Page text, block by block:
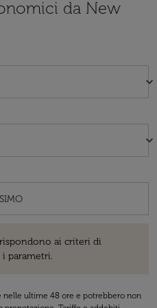
da New
keyboard_arrow_down
keyboard_arrow_down
ai criteri di
parametri.
nelle ultime 48 ore e potrebbero non